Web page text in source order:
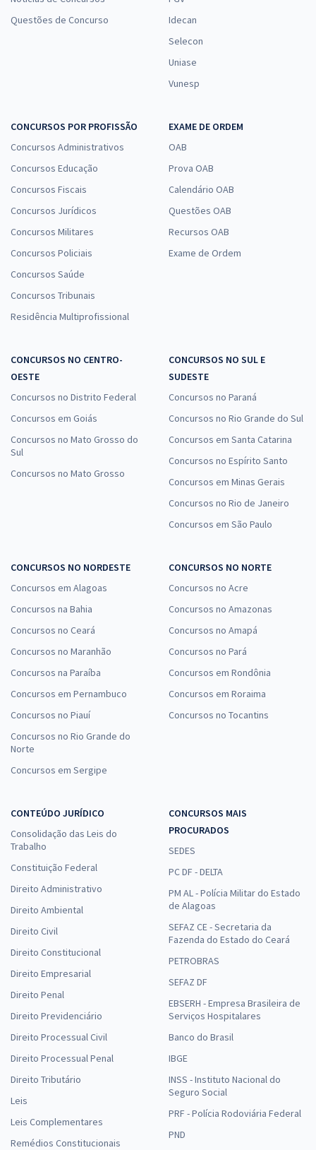
Questões de Concurso
Idecan
Selecon
Uniase
Vunesp
CONCURSOS POR PROFISSÃO
Concursos Administrativos
Concursos Educação
Concursos Fiscais
Concursos Jurídicos
Concursos Militares
Concursos Policiais
Concursos Saúde
Concursos Tribunais
Residência Multiprofissional
EXAME DE ORDEM
OAB
Prova OAB
Calendário OAB
Questões OAB
Recursos OAB
Exame de Ordem
CONCURSOS NO CENTRO-
OESTE
Concursos no Distrito Federal
Concursos em Goiás
Concursos no Mato Grosso do
Sul
Concursos no Mato Grosso
CONCURSOS NO SUL E
SUDESTE
Concursos no Paraná
Concursos no Rio Grande do Sul
Concursos em Santa Catarina
Concursos no Espírito Santo
Concursos em Minas Gerais
Concursos no Rio de Janeiro
Concursos em São Paulo
CONCURSOS NO NORDESTE
Concursos em Alagoas
Concursos na Bahia
Concursos no Ceará
Concursos no Maranhão
Concursos na Paraíba
Concursos em Pernambuco
Concursos no Piauí
Concursos no Rio Grande do
Norte
Concursos em Sergipe
CONCURSOS NO NORTE
Concursos no Acre
Concursos no Amazonas
Concursos no Amapá
Concursos no Pará
Concursos em Rondônia
Concursos em Roraima
Concursos no Tocantins
CONTEÚDO JURÍDICO
Consolidação das Leis do
Trabalho
Constituição Federal
Direito Administrativo
Direito Ambiental
Direito Civil
Direito Constitucional
Direito Empresarial
Direito Penal
Direito Previdenciário
Direito Processual Civil
Direito Processual Penal
Direito Tributário
Leis
Leis Complementares
Remédios Constitucionais
CONCURSOS MAIS
PROCURADOS
SEDES
PC DF - DELTA
PM AL - Polícia Militar do Estado
de Alagoas
SEFAZ CE - Secretaria da
Fazenda do Estado do Ceará
PETROBRAS
SEFAZ DF
EBSERH - Empresa Brasileira de
Serviços Hospitalares
Banco do Brasil
IBGE
INSS - Instituto Nacional do
Seguro Social
PRF - Polícia Rodoviária Federal
PND